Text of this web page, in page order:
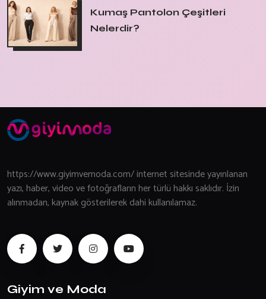
Kumaş Pantolon Çeşitleri
Nelerdir?
https://www.giyimvemoda.com/ internet sitesinde yayınlanan
yazı, haber, video ve fotoğrafların her türlü hakkı saklıdır. İzin
alınmadan, kaynak gösterilerek dahi kullanılamaz.
Giyim ve Moda